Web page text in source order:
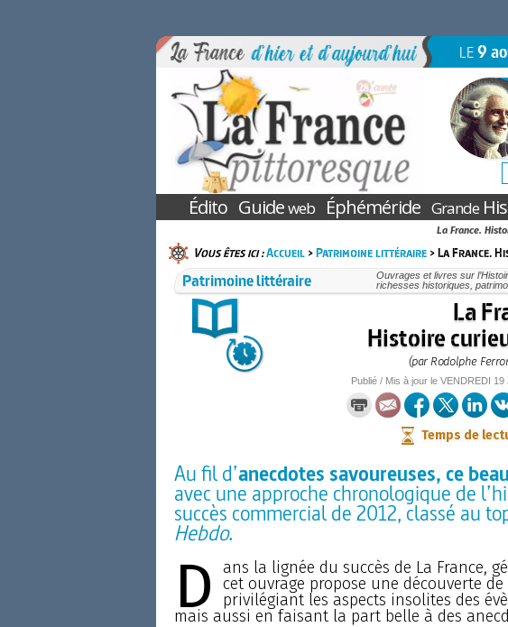
LE9
Édito Guideweb Éphéméride Grande
La France.
Vous êtes ici :Accueil>Patrimoine littéraire> La France.
Patrimoine littéraire
Ouvrages et livres sur
richesses historiques,
La
Histoire
(par Rodolphe
Publié / Mis à jour le VENDREDI 19
Temps de
Au fil d’anecdotes savoureuses, ce
avec une approche chronologique de
succès commercial de 2012, classé au
Hebdo.
D
ans la lignée du succès de La France,
cet ouvrage propose une découverte
privilégiant les aspects insolites des
mais aussi en faisant la part belle à des